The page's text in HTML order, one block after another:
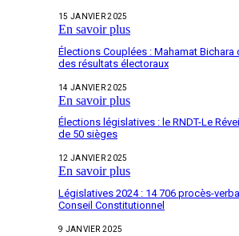
15 JANVIER 2025
En savoir plus
Élections Couplées : Mahamat Bichara
des résultats électoraux
14 JANVIER 2025
En savoir plus
Élections législatives : le RNDT-Le
de 50 sièges
12 JANVIER 2025
En savoir plus
Législatives 2024 : 14 706 procès-
Conseil Constitutionnel
9 JANVIER 2025